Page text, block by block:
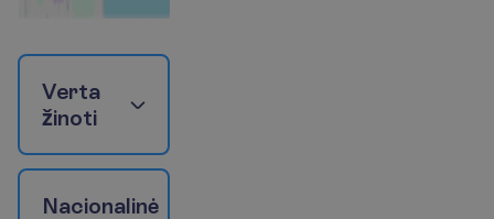
Verta
žinoti
Nacionalinė